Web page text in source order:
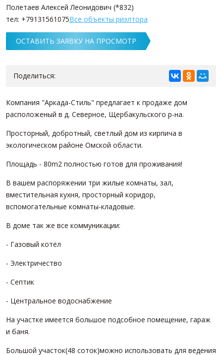
Полетаев Алексей Леонидович (*832)
тел: +79131561075Все объекты риэлтора
ОСТАВИТЬ ЗАЯВКУ НА ПРОСМОТР
Поделиться:
Компания "Аркада-Стиль" предлагает к продаже дом
расположеный в д. Северное, Щербакульского р-на.
Просторный, добротный, светлый дом из кирпича в
экологическом районе Омской области.
Площадь - 80m2 полностью готов для проживания!
В вашем распоряжении три жилые комнаты, зал,
вместительная кухня, просторный коридор,
вспомогательные комнаты-кладовые.
В доме так же все коммуникации:
- Газовый котëл
- Электричество
- Септик
- Центральное водоснабжение
На участке имеется большое подсобное помещение, гараж
и баня.
Большой участок(48 соток)можно использовать для ведения